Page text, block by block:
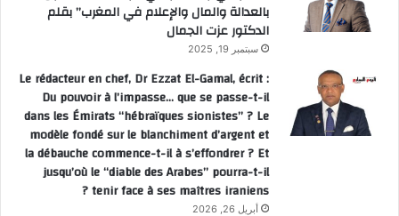
بالعدالة والمال والإعلام في المغرب” بقلم
الدكتور عزت الجمال
سبتمبر 19, 2025
Le rédacteur en chef, Dr Ezzat El-Gamal, écrit :
Du pouvoir à l’impasse… que se passe-t-il
dans les Émirats “hébraïques sionistes” ? Le
modèle fondé sur le blanchiment d’argent et
la débauche commence-t-il à s’effondrer ? Et
jusqu’où le “diable des Arabes” pourra-t-il
tenir face à ses maîtres iraniens ?
أبريل 26, 2026